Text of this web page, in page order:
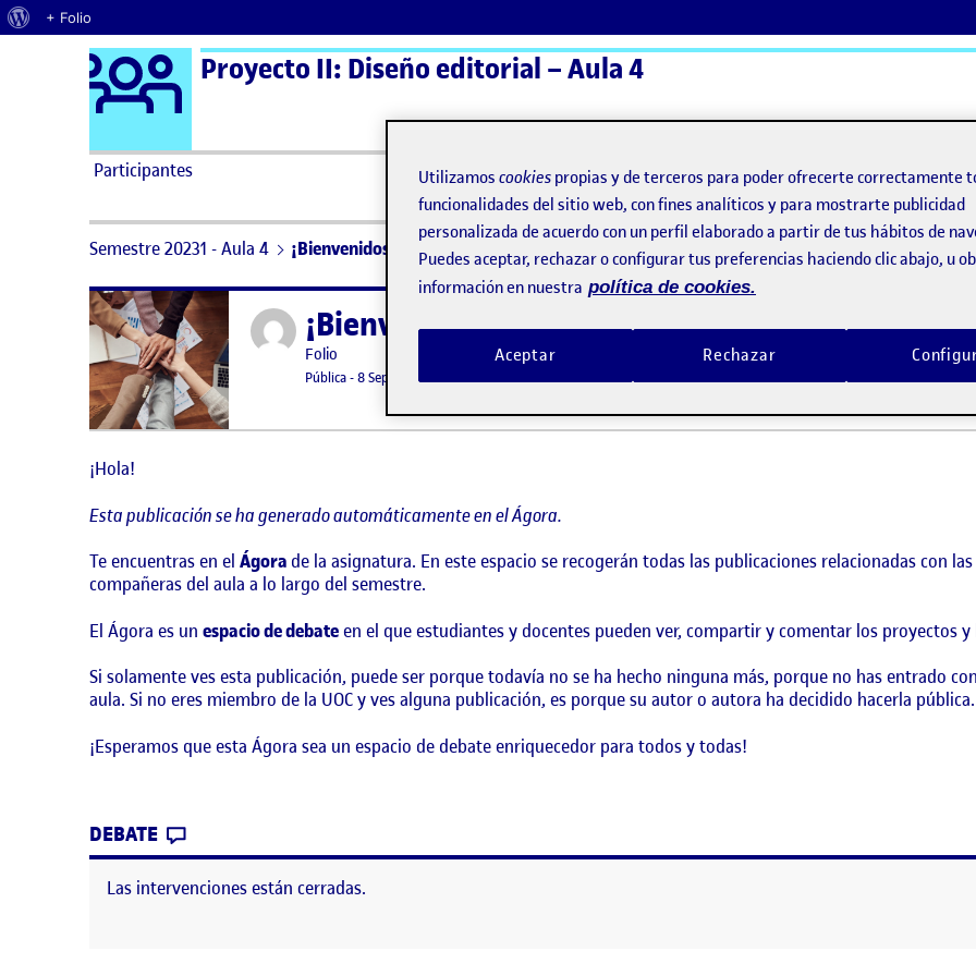
Acerca de WordPress
+ Folio
Saltar al contenido Logo Ágora
Proyecto II: Diseño editorial – Aula 4
Participantes ActiFolios
Semestre 20231 - Aula 4 ¡Bienvenidos y bienvenidas!
Publicado por¡Bienvenidos y bienvenidas!
Publicado por
Folio
Visibilidad:
Pública-Fecha de publicación
8 Sep 2021 15 septiembre, 2022 3:41 pm
¡Hola!
Esta publicación se ha generado automáticamente en el Ágora.
Te encuentras en el Ágora de la asignatura. En este espacio se recogerán todas las publicaciones relacionadas con
compañeras del aula a lo largo del semestre.
El Ágora es un espacio de debateen el que estudiantes y docentes pueden ver, compartir y comentar los proyectos y
Si solamente ves esta publicación, puede ser porque todavía no se ha hecho ninguna más, porque no has entrado
aula. Si no eres miembro de la UOC y ves alguna publicación, es porque su autor o autora ha decidido hacerla pública.
¡Esperamos que esta Ágora sea un espacio de debate enriquecedor para todos y todas!
DEBATE
Las intervenciones están cerradas.
Utilizamos cookies propias y de terceros para poder ofrecerte correctamente
funcionalidades del sitio web, con fines analíticos y para mostrarte publicidad
personalizada de acuerdo con un perfil elaborado a partir de tus hábitos de
Puedes aceptar, rechazar o configurar tus preferencias haciendo clic abajo, u
información en nuestra política de cookies.
Rechazar
Aceptar